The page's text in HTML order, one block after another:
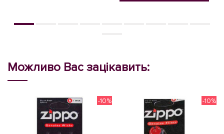
Можливо Вас зацікавить:
-10% -10%